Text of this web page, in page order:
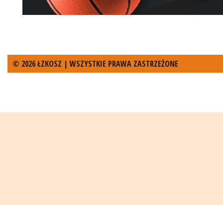
© 2026 ŁZKOSZ | WSZYSTKIE PRAWA ZASTRZEŻONE